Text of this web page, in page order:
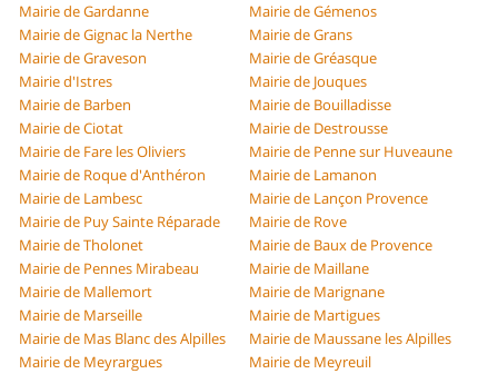
Mairie de Gardanne
Mairie de Gémenos
Mairie de Gignac la Nerthe
Mairie de Grans
Mairie de Graveson
Mairie de Gréasque
Mairie d'Istres
Mairie de Jouques
Mairie de Barben
Mairie de Bouilladisse
Mairie de Ciotat
Mairie de Destrousse
Mairie de Fare les Oliviers
Mairie de Penne sur Huveaune
Mairie de Roque d'Anthéron
Mairie de Lamanon
Mairie de Lambesc
Mairie de Lançon Provence
Mairie de Puy Sainte Réparade
Mairie de Rove
Mairie de Tholonet
Mairie de Baux de Provence
Mairie de Pennes Mirabeau
Mairie de Maillane
Mairie de Mallemort
Mairie de Marignane
Mairie de Marseille
Mairie de Martigues
Mairie de Mas Blanc des Alpilles
Mairie de Maussane les Alpilles
Mairie de Meyrargues
Mairie de Meyreuil